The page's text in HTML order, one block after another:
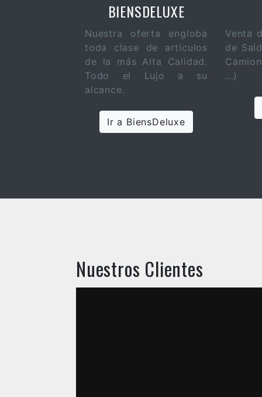
BIENSDELUXE
Nuestra oferta engloba
toda clase de artículos
de la más Alta Calidad.
Todo el Lujo a su
alcance.
Ir a BiensDeluxe
Venta
de
...)
Nuestros Clientes